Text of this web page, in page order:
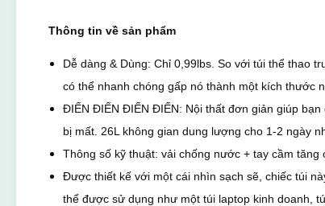
Thông tin về sản phẩm
Dễ dàng & Dùng: Chỉ 0,99lbs. So với túi thể thao
có thể nhanh chóng gấp nó thành một kích thước
ĐIẾN ĐIẾN ĐIẾN ĐIẾN: Nội thất đơn giản giúp
bị mất. 26L không gian dung lượng cho 1-2 ngày
Thông số kỹ thuật: vải chống nước + tay cầm tăng
Được thiết kế với một cái nhìn sạch sẽ, chiếc túi
thể được sử dụng như một túi laptop kinh doanh,